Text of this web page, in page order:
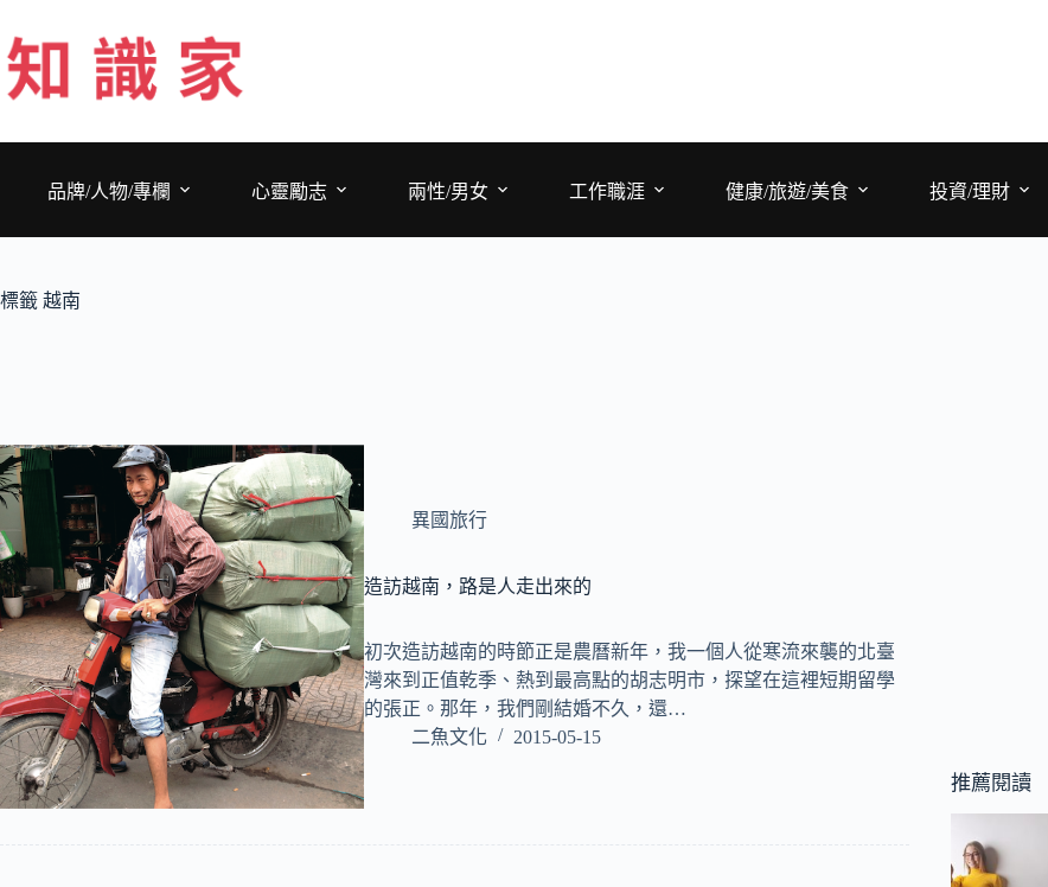
至
主
要
品牌/人物/專欄
心靈勵志 兩性/男女 工作職涯 健康/旅遊/美食 投資/理財
標籤 越南
異國旅行
造訪越南，路是人走出來的
初次造訪越南的時節正是農曆新年，我一個人從寒流來襲的北臺
灣來到正值乾季、熱到最高點的胡志明市，探望在這裡短期留學
的張正。那年，我們剛結婚不久，還…
二魚文化
2015-05-15
推薦閱讀